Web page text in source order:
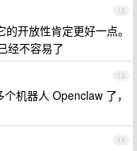
12
开放性肯定更好一点。
经不容易了
13
机器人 Openclaw 了，
14